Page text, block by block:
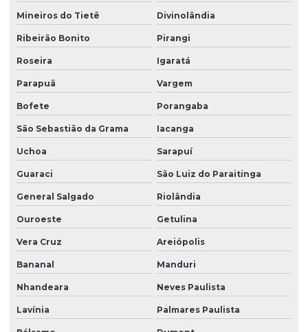
Mineiros do Tietê Divinolândia
Ribeirão Bonito Pirangi
Roseira Igaratá
Parapuã Vargem
Bofete Porangaba
São Sebastião da Grama Iacanga
Uchoa Sarapuí
Guaraci São Luiz do Paraitinga
General Salgado Riolândia
Ouroeste Getulina
Vera Cruz Areiópolis
Bananal Manduri
Nhandeara Neves Paulista
Lavínia Palmares Paulista